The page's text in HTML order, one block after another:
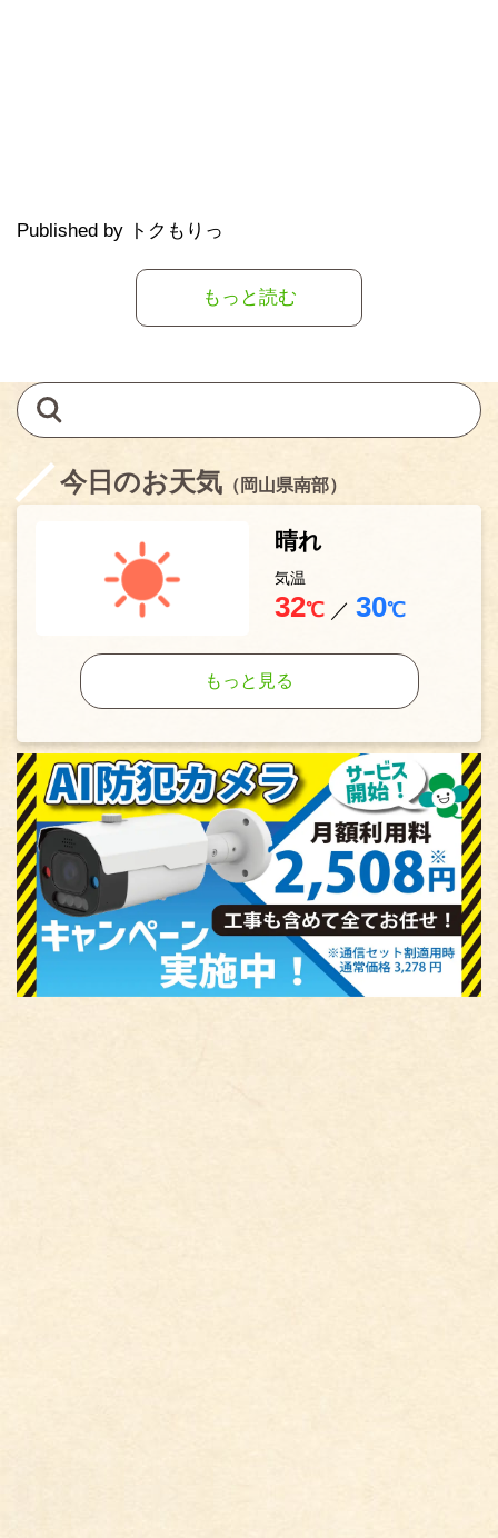
Published by トクもりっ
もっと読む
今日のお天気 （岡山県南部）
晴れ
気温
32℃ ／ 30℃
もっと見る